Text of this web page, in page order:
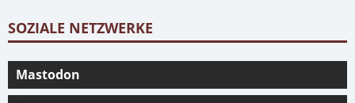
SOZIALE NETZWERKE
Mastodon